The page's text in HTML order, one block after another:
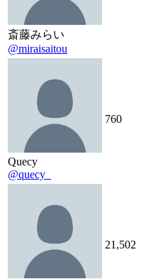
斎藤みらい
@miraisaitou
Quecy
@quecy_
760
21,502